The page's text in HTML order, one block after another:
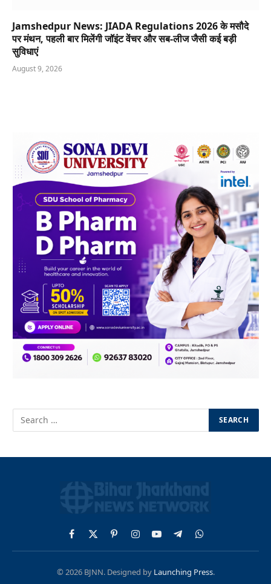
Jamshedpur News: JIADA Regulations 2026 के मसौदे
पर मंथन, पहली बार मिलेंगी जॉइंट वेंचर और सब-लीज जैसी कई बड़ी
सुविधाएं
August 9, 2026
Facebook
X
(Twitter)
PinterestInstagram
YouTubeTelegramWhatsApp
© 2026 BJNN. Designed by Launching Press.